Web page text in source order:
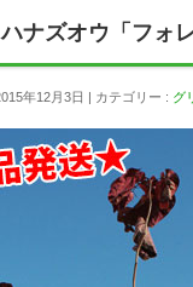
ハナズオウ「フ
年12月3日 カテゴリー : グ